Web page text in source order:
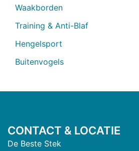
Waakborden
Training & Anti-Blaf
Hengelsport
Buitenvogels
CONTACT & LOCATIE
De Beste Stek